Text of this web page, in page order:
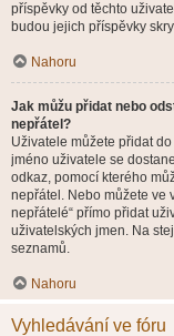
příspěvky od těchto
budou jejich příspěvky
Nahoru
Jak můžu přidat nebo
nepřátel?
Uživatele můžete přidat
jméno uživatele se
odkaz, pomocí kterého
nepřátel. Nebo můžete ve
nepřátelé“ přímo přidat
uživatelských jmen. Na
seznamů.
Nahoru
Vyhledávání ve fóru